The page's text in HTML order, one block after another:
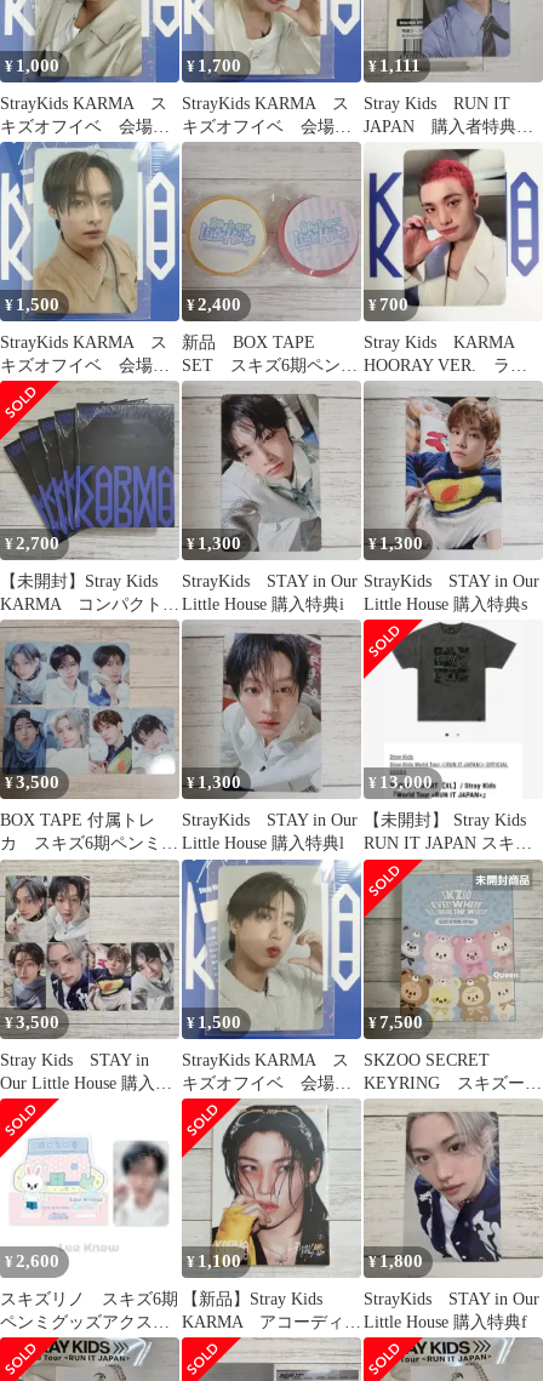
¥ 1,000
StrayKids KARMA ス
キズオフイベ 会場購
入特典トレカ チャン
ビン
¥ 1,700
StrayKids KARMA ス
キズオフイベ 会場購
入特典トレカ フィリ
¥ 1,111
Stray Kids RUN IT
JAPAN 購入者特典フ
ォトカード アイエン
¥ 1,500
StrayKids KARMA ス
キズオフイベ 会場購
入特典トレカ リノ
¥2,400
新品 BOX TAPE
SET スキズ6期ペンミ
グッズ ボックステー
プABセット
¥700
Stray Kids KARMA
HOORAY VER. ラン
ダム ヒョンジン
¥2,700
【未開封】Stray Kids
KARMA コンパクトバ
ージョン スキズカル
マ
¥1,300
StrayKids STAY in Our
Little House 購入特典i
¥1,300
StrayKids STAY in Our
Little House 購入特典s
¥3,500
BOX TAPE 付属トレ
カ スキズ6期ペンミグ
ッズ ボックステープ
トレカ
¥1,300
StrayKids STAY in Our
Little House 購入特典l
¥ 13,000
【未開封】 Stray Kids
RUN IT JAPAN スキズT
シャツ XL
¥3,500
Stray Kids STAY in
Our Little House 購入特
典
¥ 1,500
StrayKids KARMA ス
キズオフイベ 会場購
入特典トレカ ハン
HAN
¥7,500
SKZOO SECRET
KEYRING スキズーラ
ンダムキーリング ス
キズぬい
¥ 2,600
スキズリノ スキズ6期
ペンミグッズアクス
タ ランダム アクリ
ルスタンド リノ
¥ 1,100
【新品】Stray Kids
KARMA アコーディオ
ンバージョン フィリ
ックス
¥1,800
StrayKids STAY in Our
Little House 購入特典f